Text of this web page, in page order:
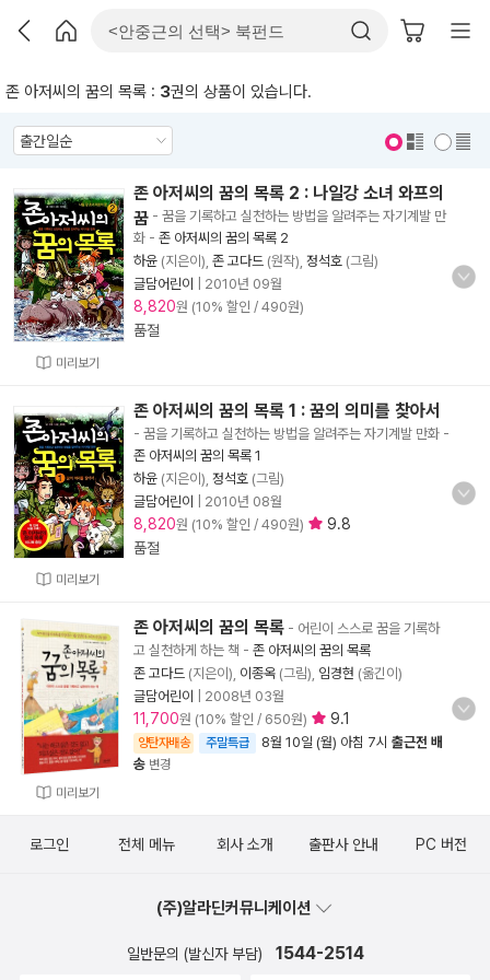
존 아저씨의 꿈의 목록 : 3권의 상품이 있습니다.
미리보기
존 아저씨의 꿈의 목록 2 : 나일강 소녀 와프의
꿈 - 꿈을 기록하고 실천하는 방법을 알려주는 자기계발 만
화 - 존 아저씨의 꿈의 목록 2
하윤 (지은이), 존 고다드 (원작), 정석호 (그림)
글담어린이
2010년 09월
8,820원 (10% 할인 / 490원)
품절
미리보기
존 아저씨의 꿈의 목록 1 : 꿈의 의미를 찾아서
- 꿈을 기록하고 실천하는 방법을 알려주는 자기계발 만화 -
존 아저씨의 꿈의 목록 1
하윤 (지은이), 정석호 (그림)
글담어린이
2010년 08월
8,820원 (10% 할인 / 490원)
9.8
품절
미리보기
존 아저씨의 꿈의 목록 - 어린이 스스로 꿈을 기록하
고 실천하게 하는 책 - 존 아저씨의 꿈의 목록
존 고다드 (지은이), 이종옥 (그림), 임경현 (옮긴이)
글담어린이
2008년 03월
11,700원 (10% 할인 / 650원) 9.1
양탄자배송 주말특급 8월 10일 (월) 아침 7시 출근전 배
송 변경
로그인 전체 메뉴 회사 소개 출판사 안내 PC 버전
(주)알라딘커뮤니케이션
일반문의 (발신자 부담) 1544-2514